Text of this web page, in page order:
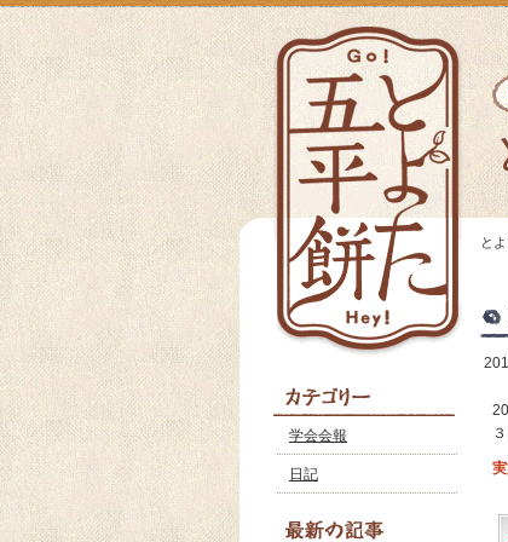
学会会報
日記
と